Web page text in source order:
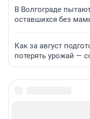
В Волгограде
оставшихся без
Как за август
потерять урожай —